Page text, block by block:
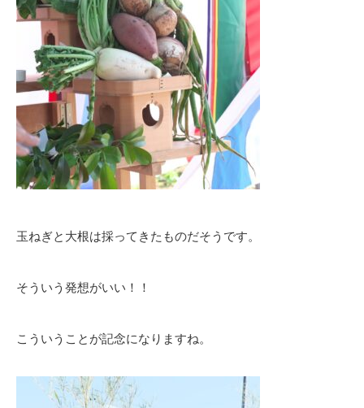
玉ねぎと大根は採ってきたものだそうです。
そういう発想がいい！！
こういうことが記念になりますね。